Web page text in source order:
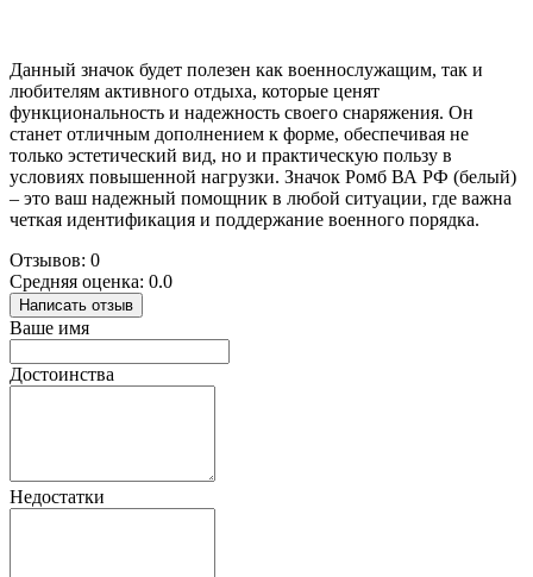
Данный значок будет полезен как военнослужащим, так и
любителям активного отдыха, которые ценят
функциональность и надежность своего снаряжения. Он
станет отличным дополнением к форме, обеспечивая не
только эстетический вид, но и практическую пользу в
условиях повышенной нагрузки. Значок Ромб ВА РФ (белый)
– это ваш надежный помощник в любой ситуации, где важна
четкая идентификация и поддержание военного порядка.
Отзывов: 0
Средняя оценка: 0.0
Написать отзыв
Ваше имя
Достоинства
Недостатки